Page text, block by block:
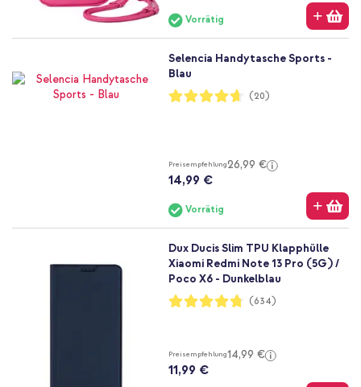
Vorrätig
Selencia Handytasche Sports -
Blau
Bewertung:
93%
(20)
Preisempfehlung26,99 €
14,99 €
Vorrätig
Dux Ducis Slim TPU Klapphülle
Xiaomi Redmi Note 13 Pro (5G) /
Poco X6 - Dunkelblau
Bewertung:
95%
(634)
Preisempfehlung14,99 €
11,99 €